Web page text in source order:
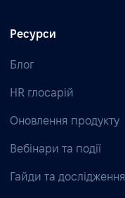
Ресурси
Блог
HR глосарій
Оновлення продукту
Вебінари та події
Гайди та дослідження